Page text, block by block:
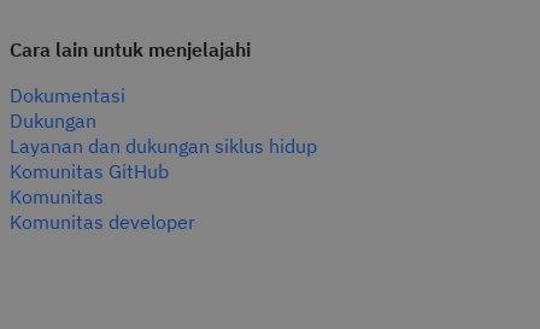
Cara lain untuk menjelajahi
Dokumentasi
Dukungan
Layanan dan dukungan siklus hidup
Komunitas GitHub
Komunitas
Komunitas developer